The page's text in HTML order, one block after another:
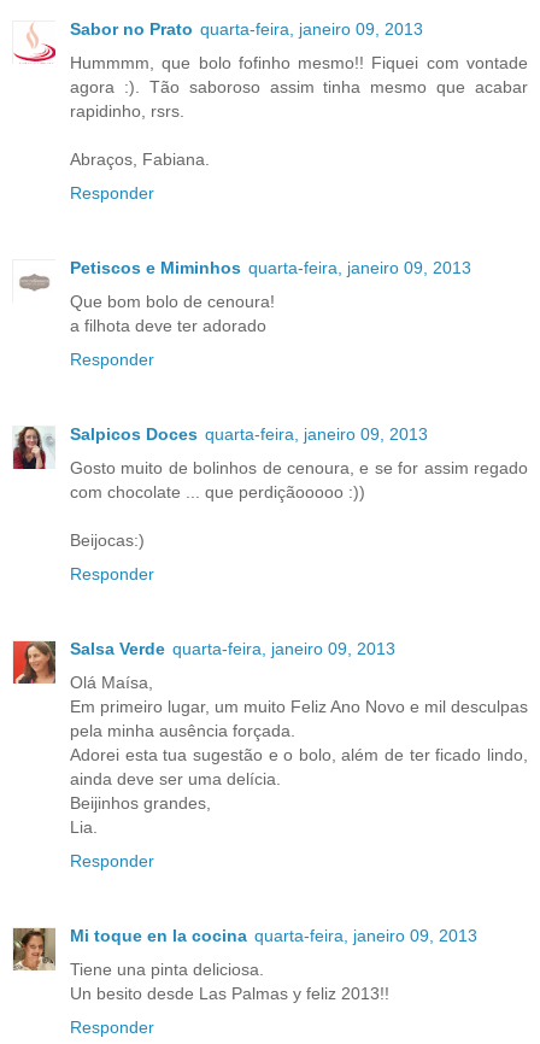
Sabor no Prato quarta-feira, janeiro 09, 2013
Hummmm, que bolo fofinho mesmo!! Fiquei com vontade
agora :). Tão saboroso assim tinha mesmo que acabar
rapidinho, rsrs.
Abraços, Fabiana.
Responder
Petiscos e Miminhos quarta-feira, janeiro 09, 2013
Que bom bolo de cenoura!
a filhota deve ter adorado
Responder
Salpicos Doces quarta-feira, janeiro 09, 2013
Gosto muito de bolinhos de cenoura, e se for assim regado
com chocolate ... que perdiçãooooo :))
Beijocas:)
Responder
Salsa Verde quarta-feira, janeiro 09, 2013
Olá Maísa,
Em primeiro lugar, um muito Feliz Ano Novo e mil desculpas
pela minha ausência forçada.
Adorei esta tua sugestão e o bolo, além de ter ficado lindo,
ainda deve ser uma delícia.
Beijinhos grandes,
Lia.
Responder
Mi toque en la cocina quarta-feira, janeiro 09, 2013
Tiene una pinta deliciosa.
Un besito desde Las Palmas y feliz 2013!!
Responder